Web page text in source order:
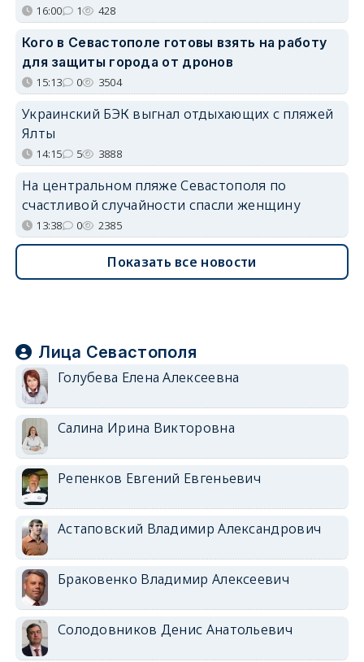
16:00 1 428
Кого в Севастополе готовы взять на работу
для защиты города от дронов
15:13 0 3504
Украинский БЭК выгнал отдыхающих с пляжей
Ялты
14:15 5 3888
На центральном пляже Севастополя по
счастливой случайности спасли женщину
13:38 0 2385
Показать все новости
Лица Севастополя
Голубева Елена Алексеевна
Салина Ирина Викторовна
Репенков Евгений Евгеньевич
Астаповский Владимир Александрович
Браковенко Владимир Алексеевич
Солодовников Денис Анатольевич